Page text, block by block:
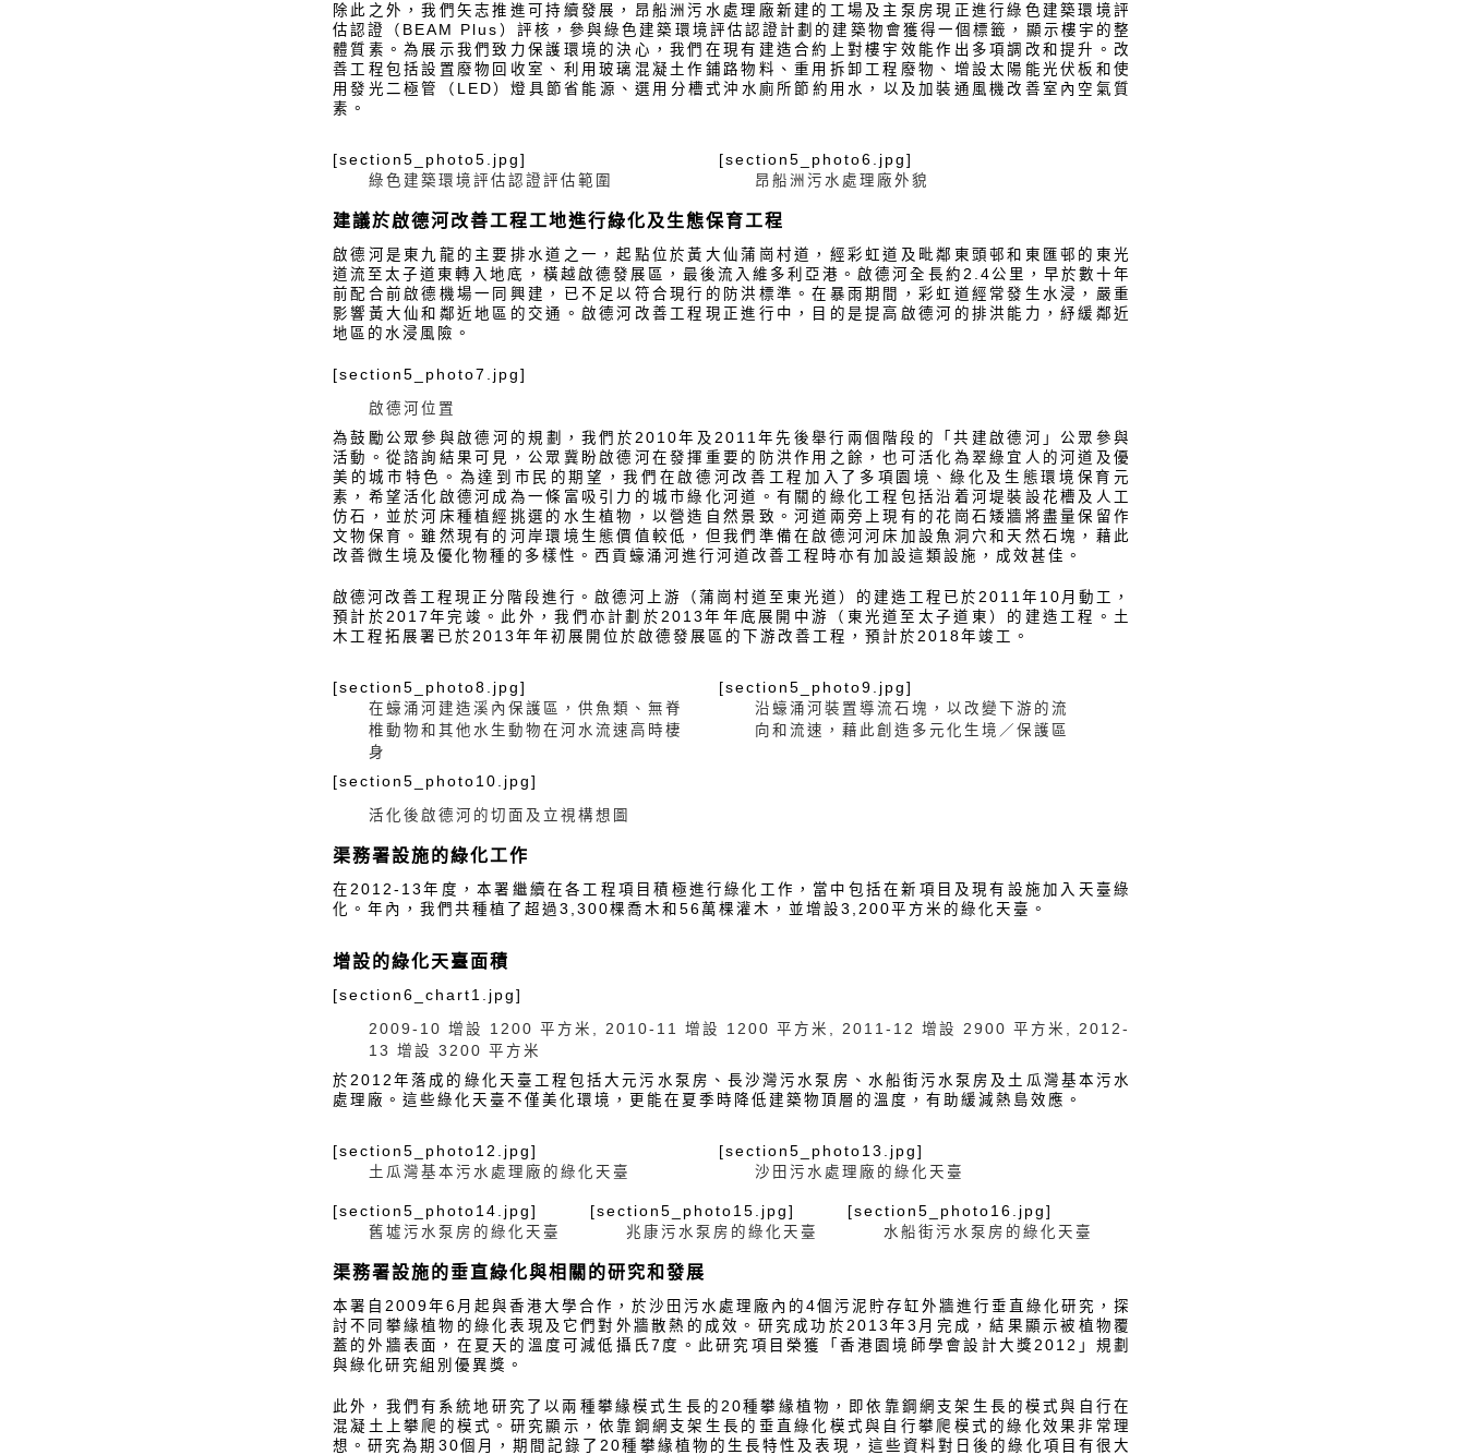
除此之外，我們矢志推進可持續發展，昂船洲污水處理廠新建的工場及主泵房現正進行綠色建築環境評
估認證（BEAM Plus）評核，參與綠色建築環境評估認證計劃的建築物會獲得一個標籤，顯示樓宇的整
體質素。為展示我們致力保護環境的決心，我們在現有建造合約上對樓宇效能作出多項調改和提升。改
善工程包括設置廢物回收室、利用玻璃混凝土作鋪路物料、重用拆卸工程廢物、增設太陽能光伏板和使
用發光二極管（LED）燈具節省能源、選用分槽式沖水廁所節約用水，以及加裝通風機改善室內空氣質
素。
[section5_photo5.jpg]
綠色建築環境評估認證評估範圍
[section5_photo6.jpg]
昂船洲污水處理廠外貌
建議於啟德河改善工程工地進行綠化及生態保育工程
啟德河是東九龍的主要排水道之一，起點位於黃大仙蒲崗村道，經彩虹道及毗鄰東頭邨和東匯邨的東光
道流至太子道東轉入地底，橫越啟德發展區，最後流入維多利亞港。啟德河全長約2.4公里，早於數十年
前配合前啟德機場一同興建，已不足以符合現行的防洪標準。在暴雨期間，彩虹道經常發生水浸，嚴重
影響黃大仙和鄰近地區的交通。啟德河改善工程現正進行中，目的是提高啟德河的排洪能力，紓緩鄰近
地區的水浸風險。
[section5_photo7.jpg]
啟德河位置
為鼓勵公眾參與啟德河的規劃，我們於2010年及2011年先後舉行兩個階段的「共建啟德河」公眾參與
活動。從諮詢結果可見，公眾冀盼啟德河在發揮重要的防洪作用之餘，也可活化為翠綠宜人的河道及優
美的城市特色。為達到市民的期望，我們在啟德河改善工程加入了多項園境、綠化及生態環境保育元
素，希望活化啟德河成為一條富吸引力的城市綠化河道。有關的綠化工程包括沿着河堤裝設花槽及人工
仿石，並於河床種植經挑選的水生植物，以營造自然景致。河道兩旁上現有的花崗石矮牆將盡量保留作
文物保育。雖然現有的河岸環境生態價值較低，但我們準備在啟德河河床加設魚洞穴和天然石塊，藉此
改善微生境及優化物種的多樣性。西貢蠔涌河進行河道改善工程時亦有加設這類設施，成效甚佳。
啟德河改善工程現正分階段進行。啟德河上游（蒲崗村道至東光道）的建造工程已於2011年10月動工，
預計於2017年完竣。此外，我們亦計劃於2013年年底展開中游（東光道至太子道東）的建造工程。土
木工程拓展署已於2013年年初展開位於啟德發展區的下游改善工程，預計於2018年竣工。
[section5_photo8.jpg]
在蠔涌河建造溪內保護區，供魚類、無脊
椎動物和其他水生動物在河水流速高時棲
身
[section5_photo9.jpg]
沿蠔涌河裝置導流石塊，以改變下游的流
向和流速，藉此創造多元化生境／保護區
[section5_photo10.jpg]
活化後啟德河的切面及立視構想圖
渠務署設施的綠化工作
在2012-13年度，本署繼續在各工程項目積極進行綠化工作，當中包括在新項目及現有設施加入天臺綠
化。年內，我們共種植了超過3,300棵喬木和56萬棵灌木，並增設3,200平方米的綠化天臺。
增設的綠化天臺面積
[section6_chart1.jpg]
2009-10 增設 1200 平方米, 2010-11 增設 1200 平方米, 2011-12 增設 2900 平方米, 2012-
13 增設 3200 平方米
於2012年落成的綠化天臺工程包括大元污水泵房、長沙灣污水泵房、水船街污水泵房及土瓜灣基本污水
處理廠。這些綠化天臺不僅美化環境，更能在夏季時降低建築物頂層的溫度，有助緩減熱島效應。
[section5_photo12.jpg]
土瓜灣基本污水處理廠的綠化天臺
[section5_photo13.jpg]
沙田污水處理廠的綠化天臺
[section5_photo14.jpg]
舊墟污水泵房的綠化天臺
[section5_photo15.jpg]
兆康污水泵房的綠化天臺
[section5_photo16.jpg]
水船街污水泵房的綠化天臺
渠務署設施的垂直綠化與相關的研究和發展
本署自2009年6月起與香港大學合作，於沙田污水處理廠內的4個污泥貯存缸外牆進行垂直綠化研究，探
討不同攀緣植物的綠化表現及它們對外牆散熱的成效。研究成功於2013年3月完成，結果顯示被植物覆
蓋的外牆表面，在夏天的溫度可減低攝氏7度。此研究項目榮獲「香港園境師學會設計大獎2012」規劃
與綠化研究組別優異獎。
此外，我們有系統地研究了以兩種攀緣模式生長的20種攀緣植物，即依靠鋼網支架生長的模式與自行在
混凝土上攀爬的模式。研究顯示，依靠鋼網支架生長的垂直綠化模式與自行攀爬模式的綠化效果非常理
想。研究為期30個月，期間記錄了20種攀緣植物的生長特性及表現，這些資料對日後的綠化項目有很大